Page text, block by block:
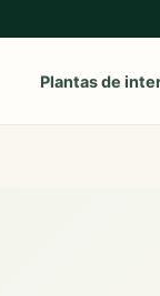
Plantas de